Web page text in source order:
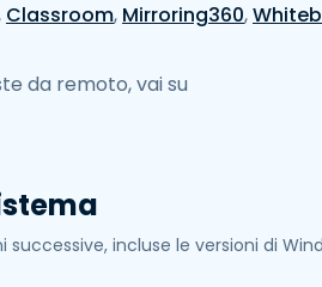
Classroom, Mirroring360,
da remoto, vai su
successive, incluse le versioni di